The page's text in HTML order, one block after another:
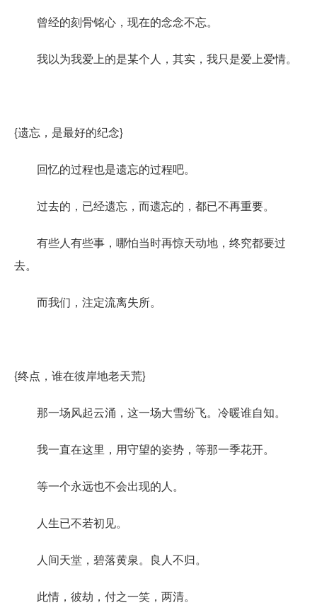
曾经的刻骨铭心，现在的念念不忘。
我以为我爱上的是某个人，其实，我只是爱上爱情。
{遗忘，是最好的纪念}
回忆的过程也是遗忘的过程吧。
过去的，已经遗忘，而遗忘的，都已不再重要。
有些人有些事，哪怕当时再惊天动地，终究都要过
去。
而我们，注定流离失所。
{终点，谁在彼岸地老天荒}
那一场风起云涌，这一场大雪纷飞。冷暖谁自知。
我一直在这里，用守望的姿势，等那一季花开。
等一个永远也不会出现的人。
人生已不若初见。
人间天堂，碧落黄泉。良人不归。
此情，彼劫，付之一笑，两清。